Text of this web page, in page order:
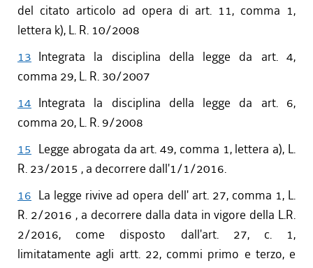
del citato articolo ad opera di art. 11, comma 1,
lettera k), L. R. 10/2008
13 Integrata la disciplina della legge da art. 4,
comma 29, L. R. 30/2007
14 Integrata la disciplina della legge da art. 6,
comma 20, L. R. 9/2008
15 Legge abrogata da art. 49, comma 1, lettera a), L.
R. 23/2015 , a decorrere dall'1/1/2016.
16 La legge rivive ad opera dell' art. 27, comma 1, L.
R. 2/2016 , a decorrere dalla data in vigore della L.R.
2/2016, come disposto dall'art. 27, c. 1,
limitatamente agli artt. 22, commi primo e terzo, e